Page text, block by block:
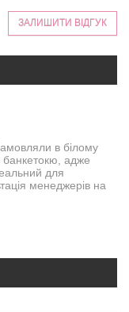
ЗАЛИШИТИ ВІДГУК
в білому
банкетокю, адже
для
менеджерів на